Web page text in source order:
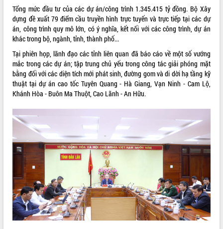
Lễ truy tặng danh hiệu “Bà Mẹ Việt
Nam Anh hùng” và trao Huân chương
Lao động
UBND tỉnh Đắk Lắk triển khai nhiệm
vụ 6 tháng cuối năm 2026
Kỳ họp thứ Hai, Hội đồng nhân dân
tỉnh khóa XI quyết nghị nhiều nội dung
quan trọng
Bí thư Tỉnh ủy Lương Nguyễn Minh
cách mạng
Rà soát, hoàn thiện hệ thống thiết chế
văn hóa, thể thao đáp ứng yêu cầu
phát triển mới
Thường trực HĐND tỉnh Đắk Lắk gặp
mặt Đoàn chuyên gia y tế TP. Hồ Chí
Minh
Lễ truy điệu và an táng hài cốt liệt sĩ
tại Nghĩa trang Liệt sĩ xã Sơn Hòa
Bàn giải pháp tháo gỡ khó khăn trong
ALBUM ẢNH
LIÊN KẾT WEB
THỐNG KÊ TRUY CẬP
Hôm nay:
20938
Tất cả: 66106606
Tổng mức đầu tư của các dự án/công trình 1.345.415 tỷ đồng. Bộ Xây
dựng đề xuất 79 điểm cầu truyền hình trực tuyến và trực tiếp tại các dự
án, công trình quy mô lớn, có ý nghĩa, kết nối với các công trình, dự án
khác trong bộ, ngành, tỉnh, thành phố...
Tại phiên họp, lãnh đạo các tỉnh liên quan đã báo cáo về một số vướng
mắc trong các dự án; tập trung chủ yếu trong công tác giải phóng mặt
bằng đối với các diện tích mới phát sinh, đường gom và di dời hạ tầng kỹ
thuật tại dự án cao tốc Tuyên Quang - Hà Giang, Vạn Ninh - Cam Lộ,
Khánh Hòa - Buôn Ma Thuột, Cao Lãnh - An Hữu.